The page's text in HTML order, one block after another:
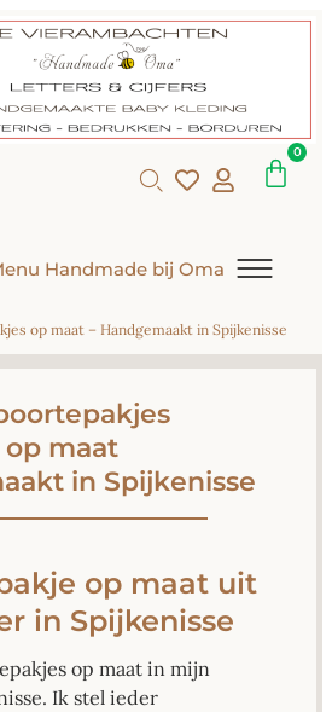
0
Handmade bij Oma
op maat – Handgemaakt in Spijkenisse
op maat
in Spijkenisse
op maat uit
in Spijkenisse
op maat in mijn
Ik stel ieder